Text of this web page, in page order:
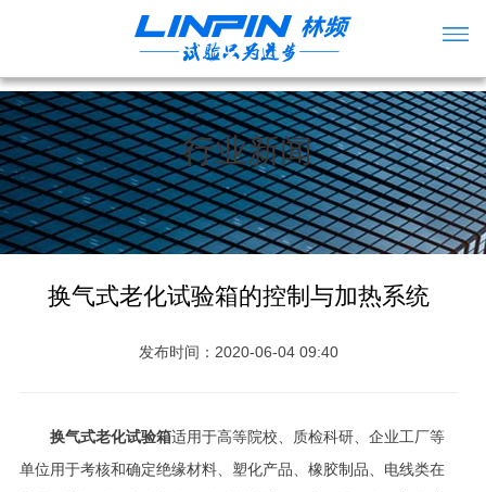
行业新闻
换气式老化试验箱的控制与加热系统
发布时间：2020-06-04 09:40
换气式老化试验箱适用于高等院校、质检科研、企业工厂等
单位用于考核和确定绝缘材料、塑化产品、橡胶制品、电线类在